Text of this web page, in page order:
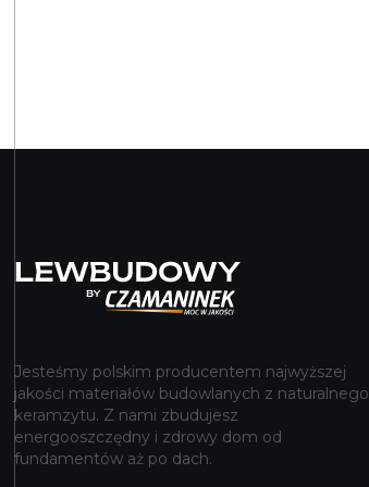
Jesteśmy polskim producentem najwyższej
jakości materiałów budowlanych z naturalnego
keramzytu. Z nami zbudujesz
energooszczędny i zdrowy dom od
fundamentów aż po dach.